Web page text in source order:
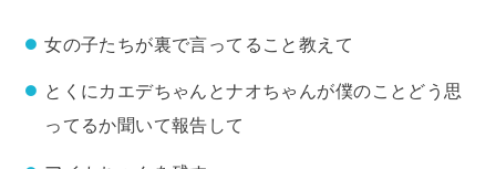
女の子たちが裏で言ってること教えて
とくにカエデちゃんとナオちゃんが僕のことどう思
ってるか聞いて報告して